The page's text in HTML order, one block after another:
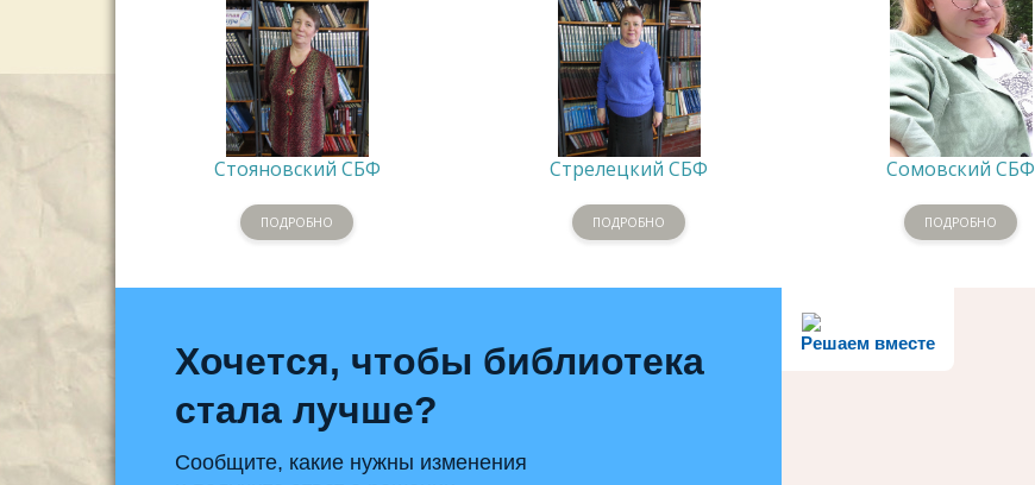
Стояновский СБФ
ПОДРОБНО
Стрелецкий СБФ
ПОДРОБНО
Сомовский СБФ
ПОДРОБНО
Решаем вместе
Хочется, чтобы библиотека
стала лучше?
Сообщите, какие нужны изменения